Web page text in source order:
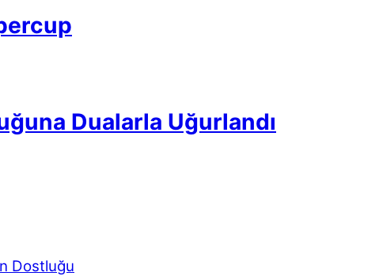
Dualarla Uğurlandı
Dostluğu